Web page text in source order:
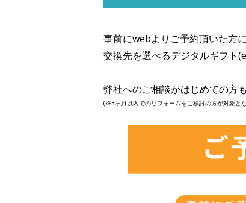
事前にwebよりご予約頂いた方
交換先を選べるデジタルギフト
弊社へのご相談がはじめての方
(※3ヶ月以内でのリフォームをご検討の方が対象と